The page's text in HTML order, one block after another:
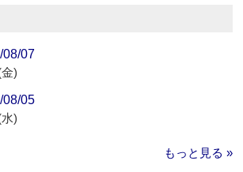
07
)
05
)
もっと見る »